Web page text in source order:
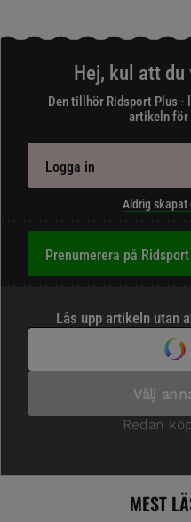
Hej, kul att
Den tillhör Ridsport Plus -
artikeln för
Logga in
Aldrig
Prenumerera på
MEST